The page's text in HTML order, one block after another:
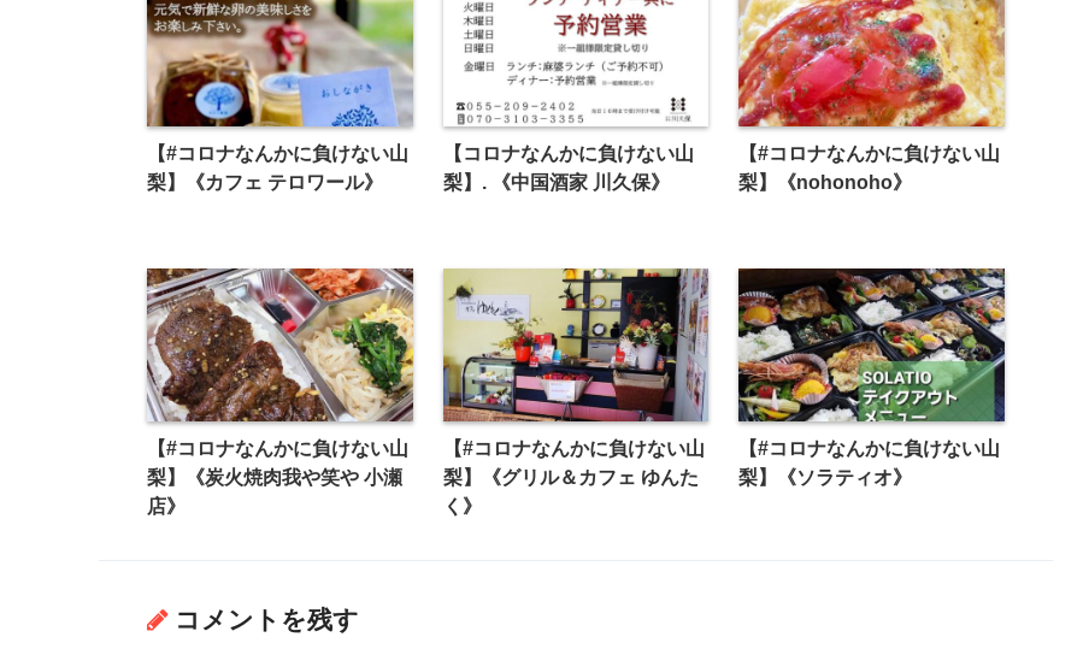
【#コロナなんかに負けない山
梨】《カフェ テロワール》
【コロナなんかに負けない山
梨】. 《中国酒家 川久保》
【#コロナなんかに負けない山
梨】《nohonoho》
【#コロナなんかに負けない山
梨】《炭火焼肉我や笑や 小瀬
店》
【#コロナなんかに負けない山
梨】《グリル＆カフェ ゆんた
く》
【#コロナなんかに負けない山
梨】《ソラティオ》
コメントを残す